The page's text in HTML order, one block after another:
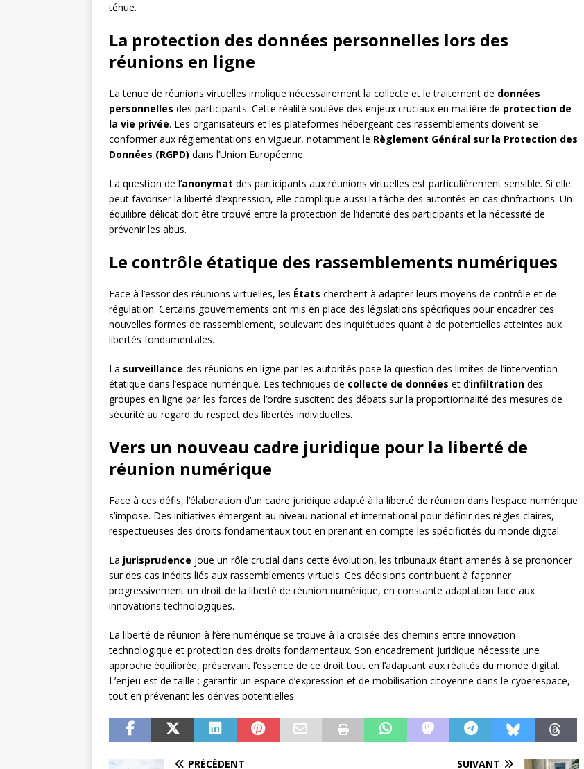
ténue.
La protection des données personnelles lors des
réunions en ligne
La tenue de réunions virtuelles implique nécessairement la collecte et le traitement de données
personnelles des participants. Cette réalité soulève des enjeux cruciaux en matière de protection de
la vie privée. Les organisateurs et les plateformes hébergeant ces rassemblements doivent se
conformer aux réglementations en vigueur, notamment le Règlement Général sur la Protection des
Données (RGPD) dans l’Union Européenne.
La question de l’anonymat des participants aux réunions virtuelles est particulièrement sensible. Si elle
peut favoriser la liberté d’expression, elle complique aussi la tâche des autorités en cas d’infractions. Un
équilibre délicat doit être trouvé entre la protection de l’identité des participants et la nécessité de
prévenir les abus.
Le contrôle étatique des rassemblements numériques
Face à l’essor des réunions virtuelles, les États cherchent à adapter leurs moyens de contrôle et de
régulation. Certains gouvernements ont mis en place des législations spécifiques pour encadrer ces
nouvelles formes de rassemblement, soulevant des inquiétudes quant à de potentielles atteintes aux
libertés fondamentales.
La surveillance des réunions en ligne par les autorités pose la question des limites de l’intervention
étatique dans l’espace numérique. Les techniques de collecte de données et d’infiltration des
groupes en ligne par les forces de l’ordre suscitent des débats sur la proportionnalité des mesures de
sécurité au regard du respect des libertés individuelles.
Vers un nouveau cadre juridique pour la liberté de
réunion numérique
Face à ces défis, l’élaboration d’un cadre juridique adapté à la liberté de réunion dans l’espace numérique
s’impose. Des initiatives émergent au niveau national et international pour définir des règles claires,
respectueuses des droits fondamentaux tout en prenant en compte les spécificités du monde digital.
La jurisprudence joue un rôle crucial dans cette évolution, les tribunaux étant amenés à se prononcer
sur des cas inédits liés aux rassemblements virtuels. Ces décisions contribuent à façonner
progressivement un droit de la liberté de réunion numérique, en constante adaptation face aux
innovations technologiques.
La liberté de réunion à l’ère numérique se trouve à la croisée des chemins entre innovation
technologique et protection des droits fondamentaux. Son encadrement juridique nécessite une
approche équilibrée, préservant l’essence de ce droit tout en l’adaptant aux réalités du monde digital.
L’enjeu est de taille : garantir un espace d’expression et de mobilisation citoyenne dans le cyberespace,
tout en prévenant les dérives potentielles.
PRÉCÉDENT SUIVANT